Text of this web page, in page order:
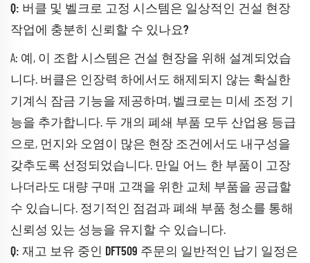
Q: 버클 및 벨크로 고정 시스템은 일상적인 건설 현장
작업에 충분히 신뢰할 수 있나요?
A: 예, 이 조합 시스템은 건설 현장을 위해 설계되었습
니다. 버클은 인장력 하에서도 해제되지 않는 확실한
기계식 잠금 기능을 제공하며, 벨크로는 미세 조정 기
능을 추가합니다. 두 개의 폐쇄 부품 모두 산업용 등급
으로, 먼지와 오염이 많은 현장 조건에서도 내구성을
갖추도록 선정되었습니다. 만일 어느 한 부품이 고장
나더라도 대량 구매 고객을 위한 교체 부품을 공급할
수 있습니다. 정기적인 점검과 폐쇄 부품 청소를 통해
신뢰성 있는 성능을 유지할 수 있습니다.
Q: 재고 보유 중인 DFT509 주문의 일반적인 납기 일정은